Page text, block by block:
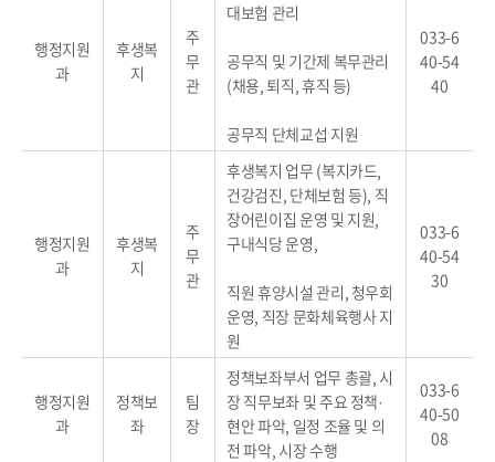
행정지원
과
후생복
지
주
무
관
대보험 관리
공무직 및 기간제 복무관리
(채용, 퇴직, 휴직 등)
공무직 단체교섭 지원
033-6
40-54
40
행정지원
과
후생복
지
주
무
관
후생복지 업무 (복지카드,
건강검진, 단체보험 등), 직
장어린이집 운영 및 지원,
구내식당 운영,
직원 휴양시설 관리, 청우회
운영, 직장 문화체육행사 지
원
033-6
40-54
30
행정지원
과
정책보
좌
팀
장
정책보좌부서 업무 총괄, 시
장 직무보좌 및 주요 정책·
현안 파악, 일정 조율 및 의
전 파악, 시장 수행
033-6
40-50
08